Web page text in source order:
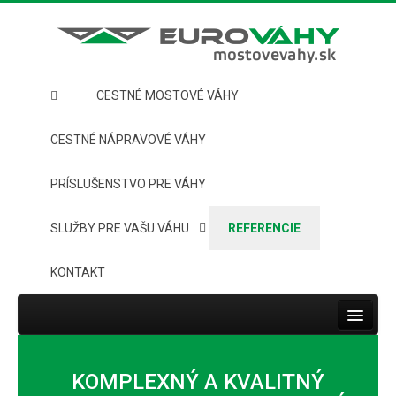
CESTNÉ MOSTOVÉ VÁHY
CESTNÉ NÁPRAVOVÉ VÁHY
PRÍSLUŠENSTVO PRE VÁHY
SLUŽBY PRE VAŠU VÁHU REFERENCIE
KONTAKT
Toggle
CESTNÉ MOSTOVÉ VÁHY
KOMPLEXNÝ A KVALITNÝ